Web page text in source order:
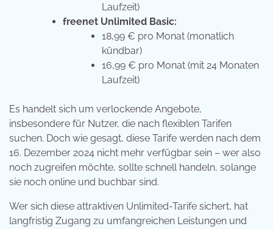
Laufzeit)
freenet Unlimited Basic:
18,99 € pro Monat (monatlich
kündbar)
16,99 € pro Monat (mit 24 Monaten
Laufzeit)
Es handelt sich um verlockende Angebote,
insbesondere für Nutzer, die nach flexiblen Tarifen
suchen. Doch wie gesagt, diese Tarife werden nach dem
16. Dezember 2024 nicht mehr verfügbar sein – wer also
noch zugreifen möchte, sollte schnell handeln, solange
sie noch online und buchbar sind.
Wer sich diese attraktiven Unlimited-Tarife sichert, hat
langfristig Zugang zu umfangreichen Leistungen und